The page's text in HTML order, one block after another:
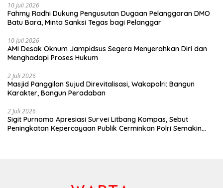
10 Juli 2026
Fahmy Radhi Dukung Pengusutan Dugaan Pelanggaran DMO
Batu Bara, Minta Sanksi Tegas bagi Pelanggar
10 Juli 2026
AMI Desak Oknum Jampidsus Segera Menyerahkan Diri dan
Menghadapi Proses Hukum
2 Juli 2026
Masjid Panggilan Sujud Direvitalisasi, Wakapolri: Bangun
Karakter, Bangun Peradaban
2 Juli 2026
Sigit Purnomo Apresiasi Survei Litbang Kompas, Sebut
Peningkatan Kepercayaan Publik Cerminkan Polri Semakin